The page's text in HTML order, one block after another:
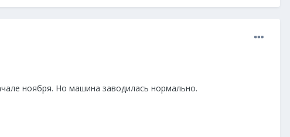
ноября. Но машина заводилась нормально.